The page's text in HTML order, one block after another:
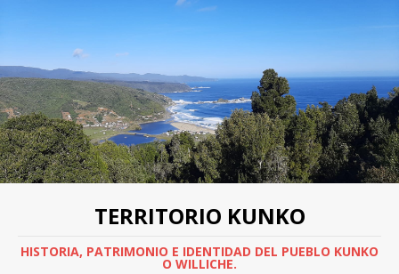
TERRITORIO KUNKO
HISTORIA, PATRIMONIO E IDENTIDAD DEL PUEBLO KUNKO
O WILLICHE.